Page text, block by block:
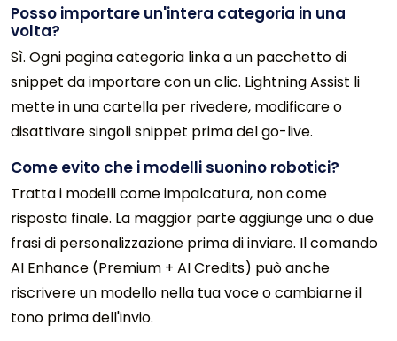
Posso importare un'intera categoria in una
volta?
Sì. Ogni pagina categoria linka a un pacchetto di
snippet da importare con un clic. Lightning Assist li
mette in una cartella per rivedere, modificare o
disattivare singoli snippet prima del go-live.
Come evito che i modelli suonino robotici?
Tratta i modelli come impalcatura, non come
risposta finale. La maggior parte aggiunge una o due
frasi di personalizzazione prima di inviare. Il comando
AI Enhance (Premium + AI Credits) può anche
riscrivere un modello nella tua voce o cambiarne il
tono prima dell'invio.